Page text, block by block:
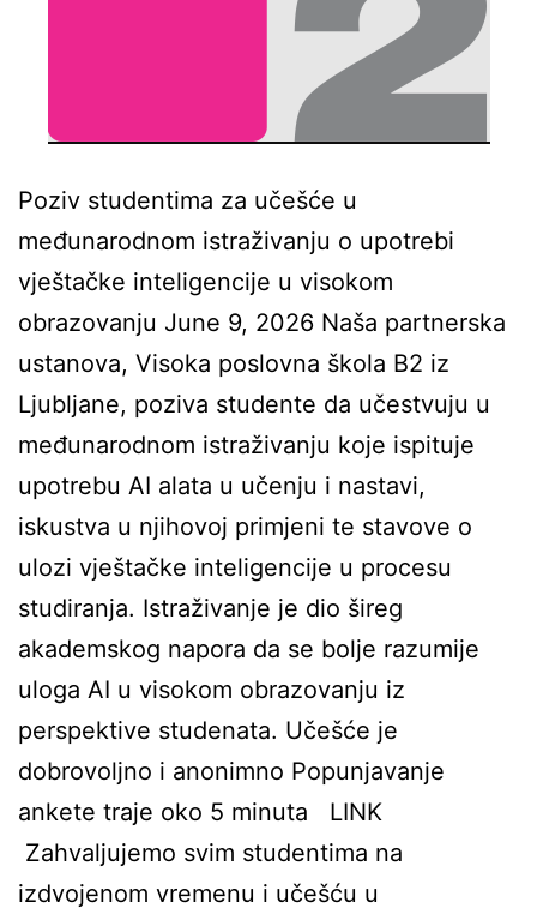
Poziv studentima za učešće u
međunarodnom istraživanju o upotrebi
vještačke inteligencije u visokom
obrazovanju June 9, 2026 Naša partnerska
ustanova, Visoka poslovna škola B2 iz
Ljubljane, poziva studente da učestvuju u
međunarodnom istraživanju koje ispituje
upotrebu AI alata u učenju i nastavi,
iskustva u njihovoj primjeni te stavove o
ulozi vještačke inteligencije u procesu
studiranja. Istraživanje je dio šireg
akademskog napora da se bolje razumije
uloga AI u visokom obrazovanju iz
perspektive studenata. Učešće je
dobrovoljno i anonimno Popunjavanje
ankete traje oko 5 minuta LINK
Zahvaljujemo svim studentima na
izdvojenom vremenu i učešću u